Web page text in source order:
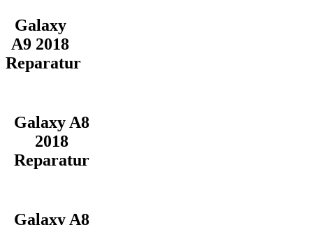
Galaxy
A9 2018
Reparatur
Galaxy A8
2018
Reparatur
Galaxy A8